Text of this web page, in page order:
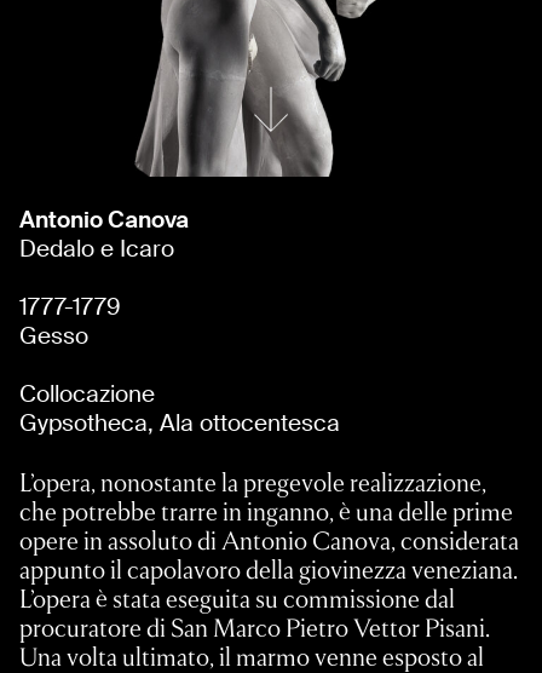
Antonio Canova
Dedalo e Icaro
1777-1779
Gesso
Collocazione
Gypsotheca, Ala ottocentesca
L’opera, nonostante la pregevole realizzazione,
che potrebbe trarre in inganno, è una delle prime
opere in assoluto di Antonio Canova, considerata
appunto il capolavoro della giovinezza veneziana.
L’opera è stata eseguita su commissione dal
procuratore di San Marco Pietro Vettor Pisani.
Una volta ultimato, il marmo venne esposto al